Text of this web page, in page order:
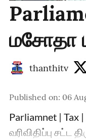
மசோதா
thanthitv
Published on: 06
Parliamnet | Tax
வரிவிதிப்பு